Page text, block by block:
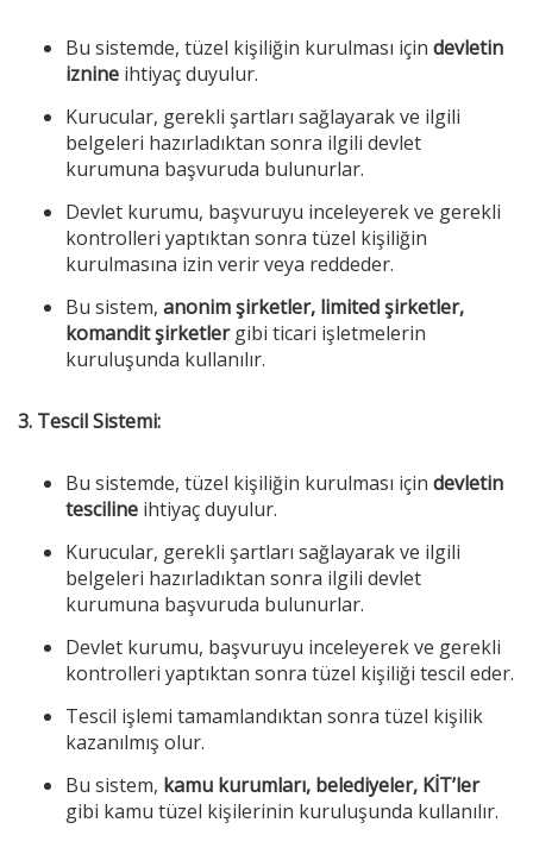
Bu sistemde, tüzel kişiliğin kurulması için devletin
iznine ihtiyaç duyulur.
Kurucular, gerekli şartları sağlayarak ve ilgili
belgeleri hazırladıktan sonra ilgili devlet
kurumuna başvuruda bulunurlar.
Devlet kurumu, başvuruyu inceleyerek ve gerekli
kontrolleri yaptıktan sonra tüzel kişiliğin
kurulmasına izin verir veya reddeder.
Bu sistem, anonim şirketler, limited şirketler,
komandit şirketlergibi ticari işletmelerin
kuruluşunda kullanılır.
3. Tescil Sistemi:
Bu sistemde, tüzel kişiliğin kurulması için devletin
tesciline ihtiyaç duyulur.
Kurucular, gerekli şartları sağlayarak ve ilgili
belgeleri hazırladıktan sonra ilgili devlet
kurumuna başvuruda bulunurlar.
Devlet kurumu, başvuruyu inceleyerek ve gerekli
kontrolleri yaptıktan sonra tüzel kişiliği tescil eder.
Tescil işlemi tamamlandıktan sonra tüzel kişilik
kazanılmış olur.
Bu sistem, kamu kurumları, belediyeler, KİT’ler
gibi kamu tüzel kişilerinin kuruluşunda kullanılır.